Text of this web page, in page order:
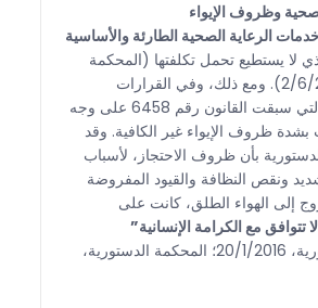
وظروف الإيواء
الرعاية الصحية الطارئة والأساسية
لا يستطيع تحمل تكلفتها (المحكمة
الدستورية، 2/6/2020). ومع ذلك، وفي القرارات
المتعلقة بالفترة التي سبقت القانون رقم 6458 على وجه
ظروف الإيواء غير الكافية. وقد
بأن ظروف الاحتجاز، لأسباب
ونقص النظافة والقيود المفروضة
إلى الهواء الطلق، كانت على
تتوافق مع الكرامة الإنسانية”
(المحكمة الدستورية، 20/1/2016؛ المحكمة الدستورية،